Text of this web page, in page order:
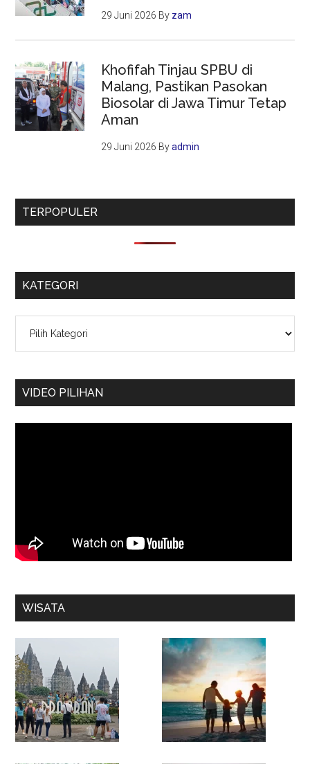
29 Juni 2026 By zam
Khofifah Tinjau SPBU di
Malang, Pastikan Pasokan
Biosolar di Jawa Timur Tetap
Aman
29 Juni 2026 Byadmin
TERPOPULER
KATEGORI
VIDEO PILIHAN
WISATA